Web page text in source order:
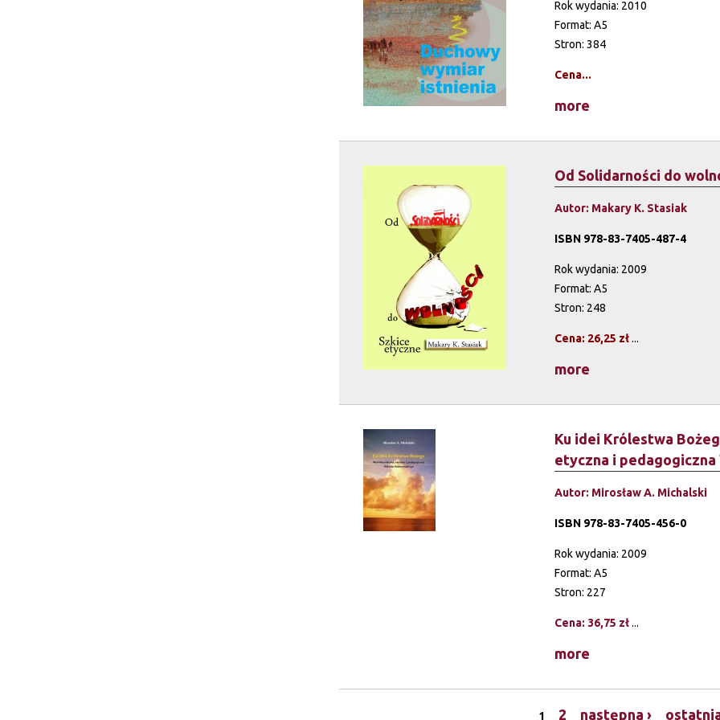
Rok wydania: 2010
Format: A5
Stron: 384
Cena...
more
Od Solidarności do
Autor: Makary K. Stasiak
ISBN 978-83-7405-487-4
Rok wydania: 2009
Format: A5
Stron: 248
Cena: 26,25 zł...
more
Ku idei Królestwa
etyczna i
Autor: Mirosław A. Michalski
ISBN 978-83-7405-456-0
Rok wydania: 2009
Format: A5
Stron: 227
Cena: 36,75 zł...
more
1 2 następna ›